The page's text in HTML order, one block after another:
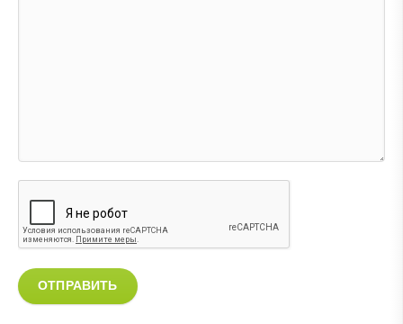
ОТПРАВИТЬ